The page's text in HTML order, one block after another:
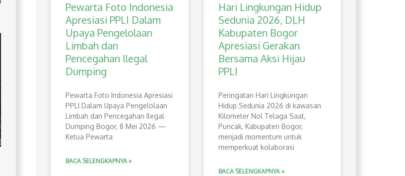
Pewarta Foto Indonesia
Apresiasi PPLI Dalam
Upaya Pengelolaan
Limbah dan
Pencegahan Ilegal
Dumping
Pewarta Foto Indonesia Apresiasi
PPLI Dalam Upaya Pengelolaan
Limbah dan Pencegahan Ilegal
Dumping Bogor, 8 Mei 2026 —
Ketua Pewarta
BACA SELENGKAPNYA »
Hari Lingkungan Hidup
Sedunia 2026, DLH
Kabupaten Bogor
Apresiasi Gerakan
Bersama Aksi Hijau
PPLI
Peringatan Hari Lingkungan
Hidup Sedunia 2026 di kawasan
Kilometer Nol Telaga Saat,
Puncak, Kabupaten Bogor,
menjadi momentum untuk
memperkuat kolaborasi
BACA SELENGKAPNYA »